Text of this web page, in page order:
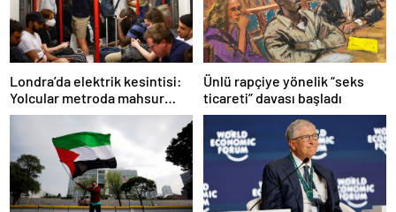
Londra’da elektrik kesintisi:
Yolcular metroda mahsur
kaldı
Ünlü rapçiye yönelik “seks
ticareti” davası başladı